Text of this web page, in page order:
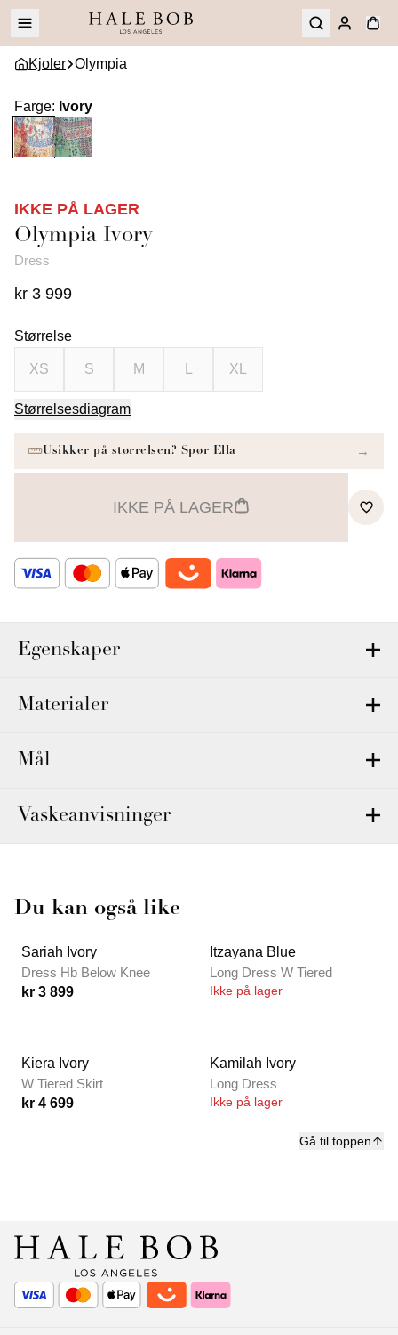
Kjoler Olympia
Farge: Ivory
IKKE PÅ LAGER
Olympia Ivory
Dress
kr 3 999
Størrelse
XS S M XL
Størrelsesdiagram
IKKE PÅ LAGER
Egenskaper
Materialer
Mål
Vaskeanvisninger
Du kan også like
Gå til toppen
Sariah Ivory
Dress Hb Below Knee
kr 3 899
Itzayana Blue
Long Dress W Tiered
Ikke på lager
Kiera Ivory
W Tiered Skirt
kr 4 699
Kamilah Ivory
Long Dress
Ikke på lager